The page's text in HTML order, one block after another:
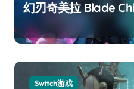
幻刃奇美拉 Blade
Switch游戏